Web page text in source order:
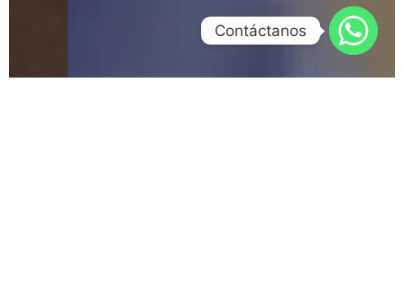
Contáctanos